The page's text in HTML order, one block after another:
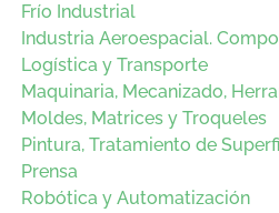
Frío Industrial
Industria Aeroespacial.
Logística y Transporte
Maquinaria, Mecanizado,
Moldes, Matrices y Troqueles
Pintura, Tratamiento de
Prensa
Robótica y Automatización